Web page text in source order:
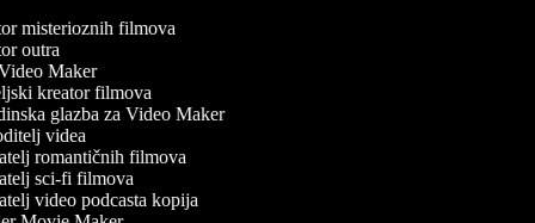
misterioznih filmova
outra
Maker
kreator filmova
glazba za Video Maker
videa
romantičnih filmova
sci-fi filmova
video podcasta kopija